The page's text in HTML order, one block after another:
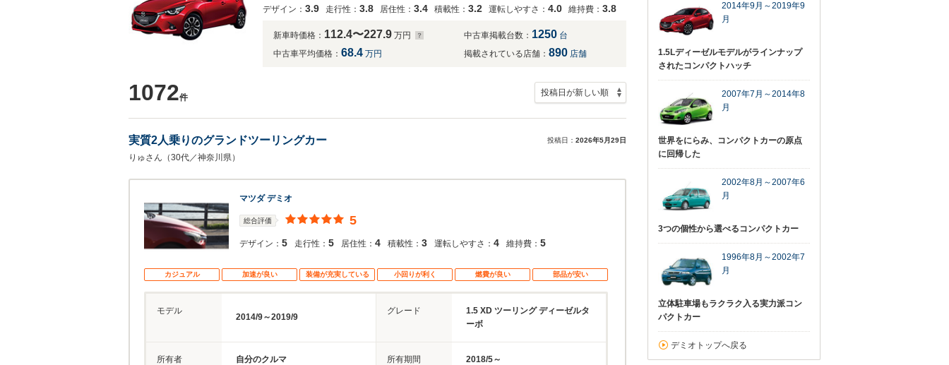
デザイン： 3.9 走行性： 3.8 居住性： 3.4 積載性： 3.2 運転しやすさ： 4.0 維持費： 3.8
新車時価格： 112.4〜227.9 万円 中古車掲載台数： 1250 台
中古車平均価格： 68.4 万円 掲載されている店舗： 890 店舗
1072件
実質2人乗りのグランドツーリングカー 投稿日： 2026年5月29日
りゅさん（30代／神奈川県）
マツダ デミオ
総合評価 5
デザイン： 5 走行性： 5 居住性： 4 積載性： 3 運転しやすさ： 4 維持費： 5
カジュアル 加速が良い 装備が充実している 小回りが利く 燃費が良い 部品が安い
モデル
2014/9～2019/9
グレード
1.5 XD ツーリング ディーゼルタ
ーボ
所有者 自分のクルマ 所有期間 2018/5～
2014年9月～2019年9
月
1.5Lディーゼルモデルがラインナップ
されたコンパクトハッチ
2007年7月～2014年8
月
世界をにらみ、コンパクトカーの原点
に回帰した
2002年8月～2007年6
月
3つの個性から選べるコンパクトカー
1996年8月～2002年7
月
立体駐車場もラクラク入る実力派コン
パクトカー
デミオトップへ戻る